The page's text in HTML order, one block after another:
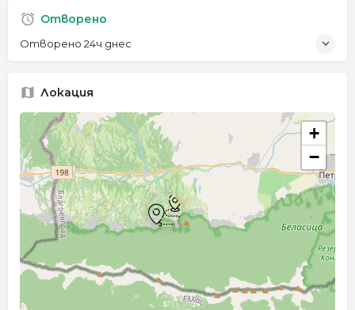
Отворено
Отворено 24ч днес
Локация
+
−